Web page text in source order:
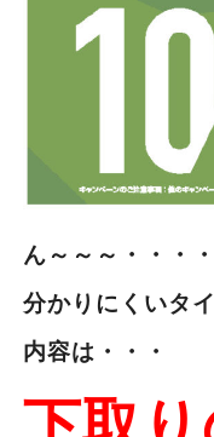
ん～～～・・・・
分かりにくいタ
内容は・・・